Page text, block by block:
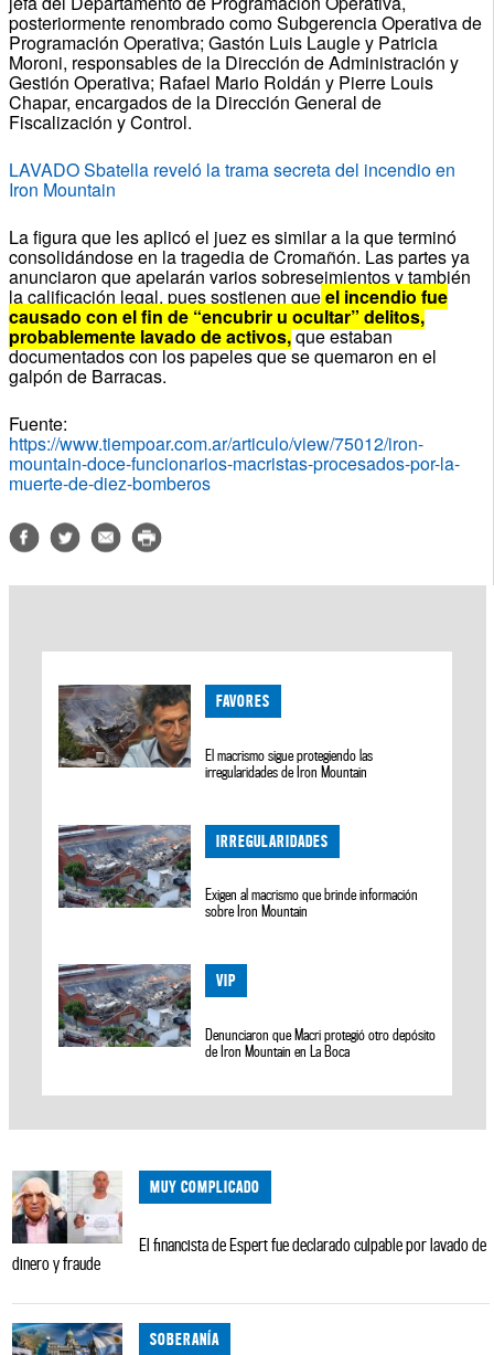
posteriormente renombrado como Subgerencia Operativa de
Programación Operativa; Gastón Luis Laugle y Patricia
Moroni, responsables de la Dirección de Administración y
Gestión Operativa; Rafael Mario Roldán y Pierre Louis
Chapar, encargados de la Dirección General de
Fiscalización y Control.
LAVADO Sbatella reveló la trama secreta del incendio en
Iron Mountain
La figura que les aplicó el juez es similar a la que terminó
consolidándose en la tragedia de Cromañón. Las partes ya
anunciaron que apelarán varios sobreseimientos y también
la calificación legal, pues sostienen queel incendio fue
causado con el fin de “encubrir u ocultar” delitos,
probablemente lavado de activos,que estaban
documentados con los papeles que se quemaron en el
galpón de Barracas.
Fuente:
https://www.tiempoar.com.ar/articulo/view/75012/iron-
mountain-doce-funcionarios-macristas-procesados-por-la-
muerte-de-diez-bomberos
FAVORES
El macrismo sigue protegiendo las
irregularidades de Iron Mountain
IRREGULARIDADES
Exigen al macrismo que brinde información
sobre Iron Mountain
VIP
Denunciaron que Macri protegió otro depósito
de Iron Mountain en La Boca
MUY COMPLICADO
El financista de Espert fue declarado culpable por lavado de
dinero y fraude
SOBERANÍA